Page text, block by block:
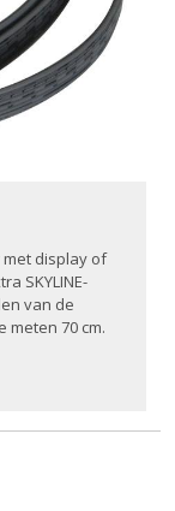
display of
SKYLINE-
van de
70 cm.